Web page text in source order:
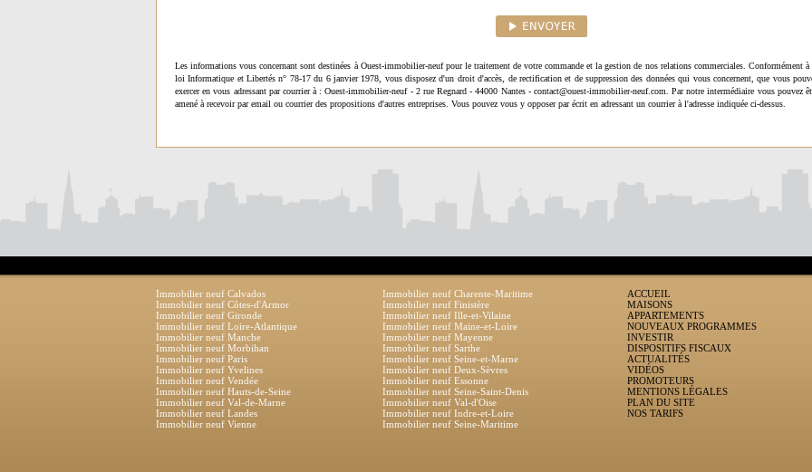
Les informations vous concernant sont destinées à Ouest-immobilier-neuf pour le traitement de votre commande et la gestion de nos relations commerciales. Conformément à
loi Informatique et Libertés n° 78-17 du 6 janvier 1978, vous disposez d'un droit d'accès, de rectification et de suppression des données qui vous concernent, que vous
exercer en vous adressant par courrier à : Ouest-immobilier-neuf - 2 rue Regnard - 44000 Nantes - contact@ouest-immobilier-neuf.com. Par notre intermédiaire vous pouvez
amené à recevoir par email ou courrier des propositions d'autres entreprises. Vous pouvez vous y opposer par écrit en adressant un courrier à l'adresse indiquée ci-dessus.
Immobilier neuf Calvados
Immobilier neuf Charente-Maritime
Immobilier neuf Côtes-d'Armor
Immobilier neuf Finistère
Immobilier neuf Gironde
Immobilier neuf Ille-et-Vilaine
Immobilier neuf Loire-Atlantique
Immobilier neuf Maine-et-Loire
Immobilier neuf Manche
Immobilier neuf Mayenne
Immobilier neuf Morbihan
Immobilier neuf Sarthe
Immobilier neuf Paris
Immobilier neuf Seine-et-Marne
Immobilier neuf Yvelines
Immobilier neuf Deux-Sèvres
Immobilier neuf Vendée
Immobilier neuf Essonne
Immobilier neuf Hauts-de-Seine
Immobilier neuf Seine-Saint-Denis
Immobilier neuf Val-de-Marne
Immobilier neuf Val-d'Oise
Immobilier neuf Landes
Immobilier neuf Indre-et-Loire
Immobilier neuf Vienne
Immobilier neuf Seine-Maritime
ACCUEIL
MAISONS
APPARTEMENTS
NOUVEAUX PROGRAMMES
INVESTIR
DISPOSITIFS FISCAUX
ACTUALITÉS
VIDÉOS
PROMOTEURS
MENTIONS LÉGALES
PLAN DU SITE
NOS TARIFS